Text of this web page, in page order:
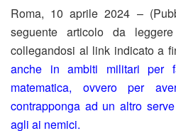
Roma, 10 aprile 2024 –
seguente articolo da
collegandosi al link indicato a
anche in ambiti militari
matematica, ovvero per
contrapponga ad un altro
agli ai nemici.